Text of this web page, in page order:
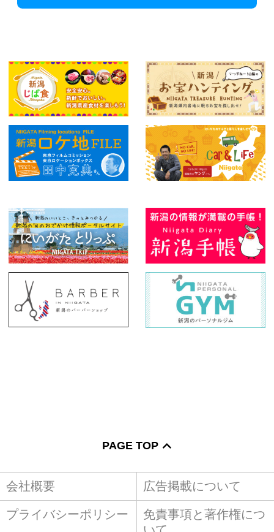
PAGE TOP
会社概要 広告掲載について
プライバシーポリシー
免責事項と著作権につ